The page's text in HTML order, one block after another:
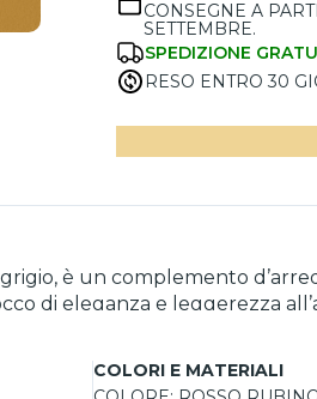
CONSEGNE A
SETTEMBRE.
SPEDIZIONE
RESO ENTRO 30
è un complemento
di eleganza e leggerezza
prima di fissare i
Imballato con cura in
COLORI E MATERIALI